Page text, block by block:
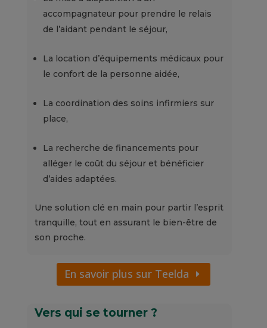
accompagnateur pour prendre le relais
de l’aidant pendant le séjour,
La location d’équipements médicaux pour
le confort de la personne aidée,
La coordination des soins infirmiers sur
place,
La recherche de financements pour
alléger le coût du séjour et bénéficier
d’aides adaptées.
Une solution clé en main pour partir l’esprit
tranquille, tout en assurant le bien-être de
son proche.
En savoir plus sur Teelda
Vers qui se tourner ?